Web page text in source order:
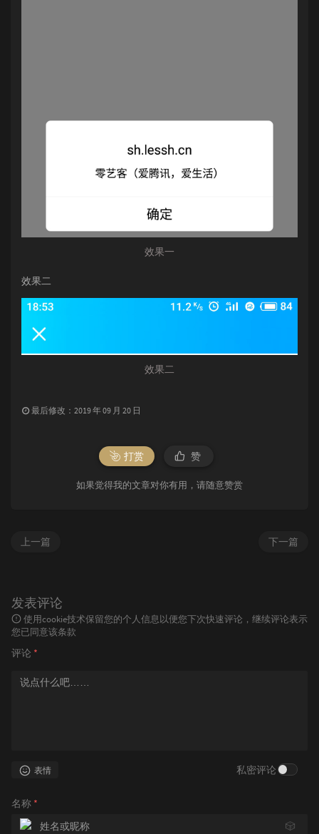
效果一
效果二
效果二
最后修改：2019 年 09 月 20 日
打赏 赞
如果觉得我的文章对你有用，请随意赞赏
下一篇
上一篇
发表评论
使用cookie技术保留您的个人信息以便您下次快速评论，继续评论表示
您已同意该条款
评论 *
表情 私密评论
名称 *
🎲